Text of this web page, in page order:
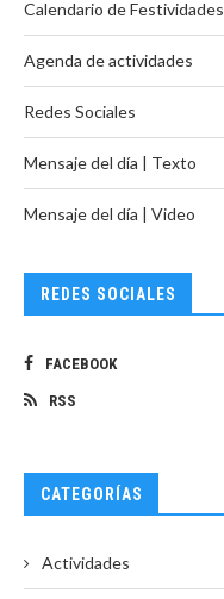
Calendario de Festividades
Agenda de actividades
Redes Sociales
Mensaje del día | Texto
Mensaje del día | Video
REDES SOCIALES
FACEBOOK
RSS
CATEGORÍAS
Actividades